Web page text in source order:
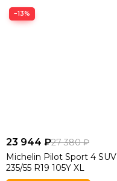
−13%
23 944 ₽27 380 ₽
Michelin Pilot Sport 4 SUV
235/55 R19 105Y XL